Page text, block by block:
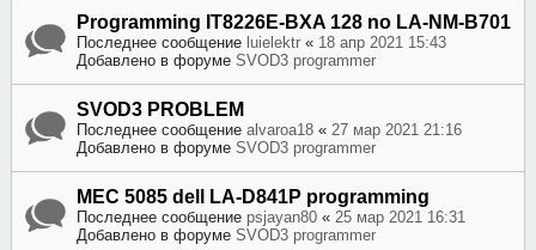
Programming IT8226E-BXA 128 no LA-NM-B701
Последнее сообщение luielektr « 18 апр 2021 15:43
Добавлено в форуме SVOD3 programmer
SVOD3 PROBLEM
Последнее сообщение alvaroa18 « 27 мар 2021 21:16
Добавлено в форуме SVOD3 programmer
MEC 5085 dell LA-D841P programming
Последнее сообщение psjayan80 « 25 мар 2021 16:31
Добавлено в форуме SVOD3 programmer